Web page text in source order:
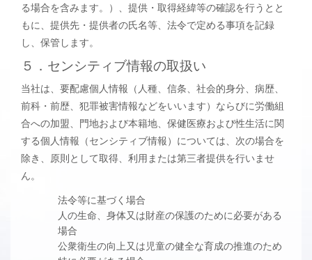
る場合を含みます。）、提供・取得経緯等の確認を行うとと
もに、提供先・提供者の氏名等、法令で定める事項を記録
し、保管します。
５．センシティブ情報の取扱い
当社は、要配慮個人情報（人種、信条、社会的身分、病歴、
前科・前歴、犯罪被害情報などをいいます）ならびに労働組
合への加盟、門地および本籍地、保健医療および性生活に関
する個人情報（センシティブ情報）については、次の場合を
除き、原則として取得、利用または第三者提供を行いませ
ん。
法令等に基づく場合
人の生命、身体又は財産の保護のために必要がある
場合
公衆衛生の向上又は児童の健全な育成の推進のため